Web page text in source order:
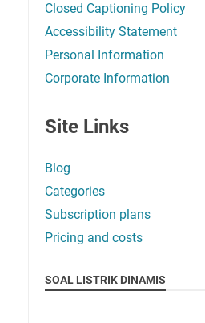
Closed Captioning Policy
Accessibility Statement
Personal Information
Corporate Information
Site Links
Blog
Categories
Subscription plans
Pricing and costs
SOAL LISTRIK DINAMIS